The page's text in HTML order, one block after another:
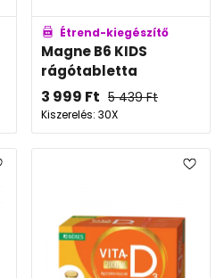
Étrend-kiegészítő
Magne B6 KIDS
rágótabletta
3 999 Ft 5 439Ft
Kiszerelés: 30X